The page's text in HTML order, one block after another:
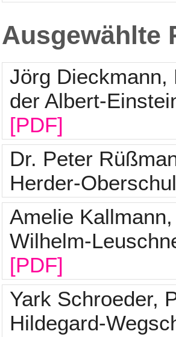
Ausgewählte
Jörg Dieckmann,
der Albert-
[PDF]
Dr. Peter
Herder-
Amelie
Wilhelm-
[PDF]
Yark Schroeder,
Hildegard-